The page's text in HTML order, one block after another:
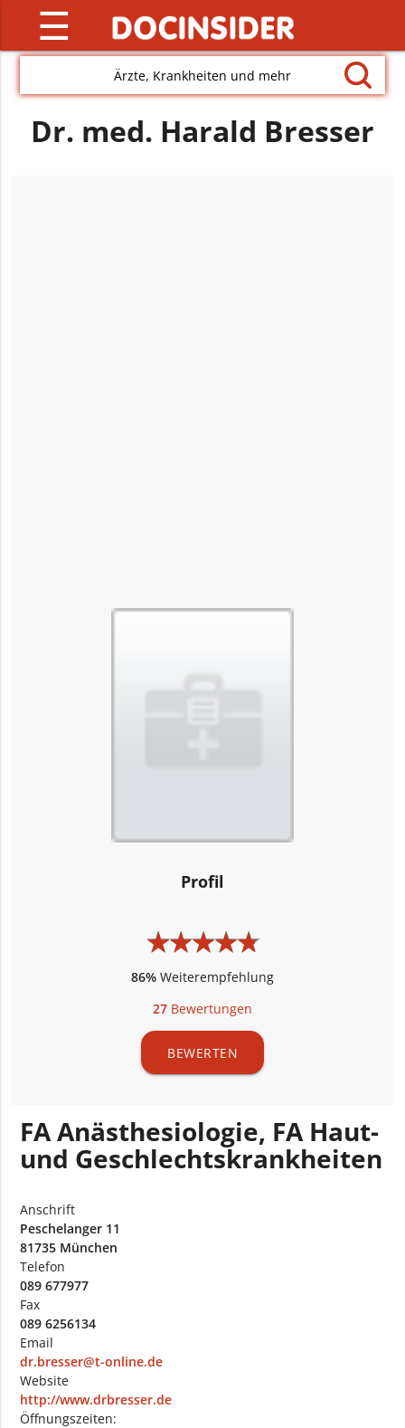
☰
Ärzte, Krankheiten und mehr
Dr. med. Harald Bresser
Profil
★★★★★
★★★★★
86% Weiterempfehlung
27 Bewertungen
BEWERTEN
FA Anästhesiologie, FA Haut-
und Geschlechtskrankheiten
Anschrift
Peschelanger 11
81735 München
Telefon
089 677977
Fax
089 6256134
Email
dr.bresser@t-online.de
Website
http://www.drbresser.de
Öffnungszeiten: